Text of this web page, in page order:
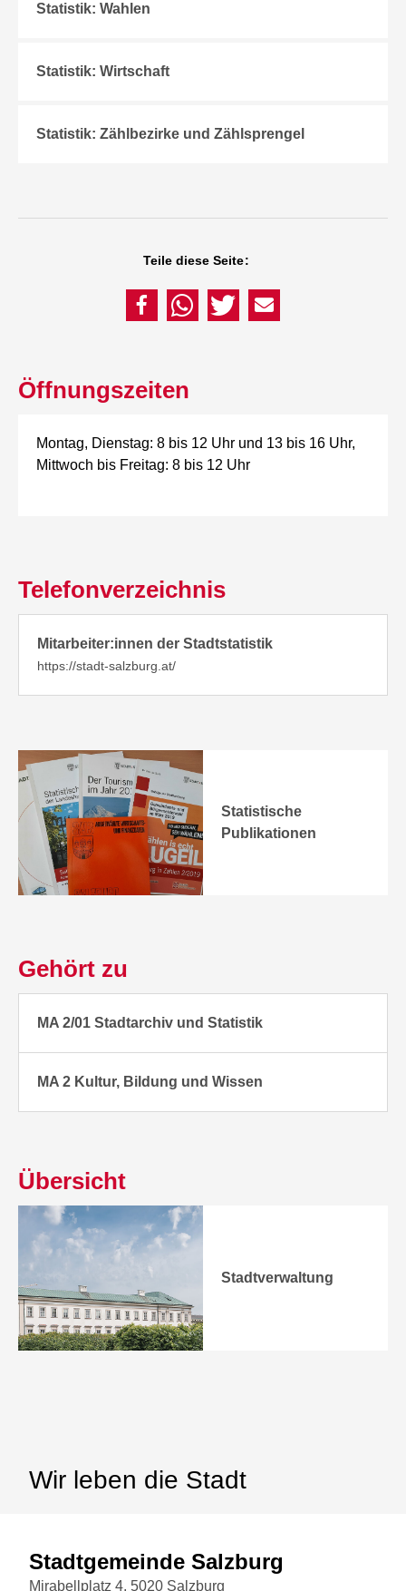
Statistik: Wahlen
Statistik: Wirtschaft
Statistik: Zählbezirke und Zählsprengel
Teile diese Seite:
Öffnungszeiten
Montag, Dienstag: 8 bis 12 Uhr und 13 bis 16 Uhr,
Mittwoch bis Freitag: 8 bis 12 Uhr
Telefonverzeichnis
Mitarbeiter:innen der Stadtstatistik
https://stadt-salzburg.at/
Statistische
Publikationen
Gehört zu
MA 2/01 Stadtarchiv und Statistik
MA 2 Kultur, Bildung und Wissen
Übersicht
Stadtverwaltung
Wir leben die Stadt
Stadtgemeinde Salzburg
Mirabellplatz 4, 5020 Salzburg